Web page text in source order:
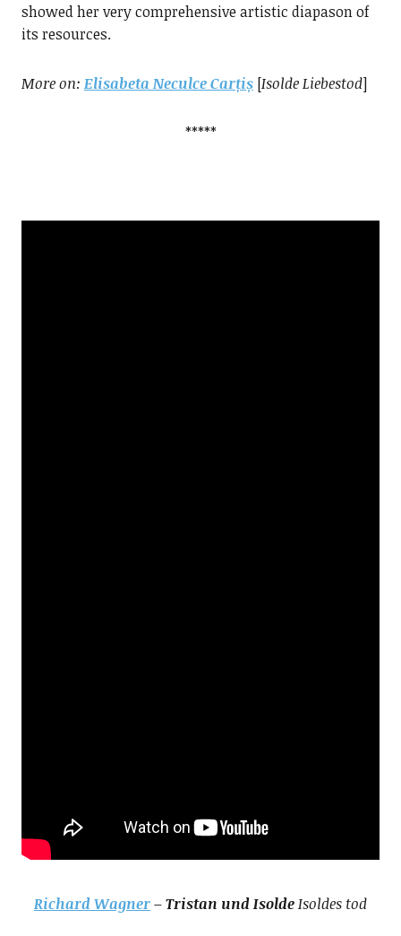
showed her very comprehensive artistic diapason of
its resources.
More on: Elisabeta Neculce Carțiș[Isolde Liebestod]
*****
Richard Wagner– Tristan und IsoldeIsoldes tod